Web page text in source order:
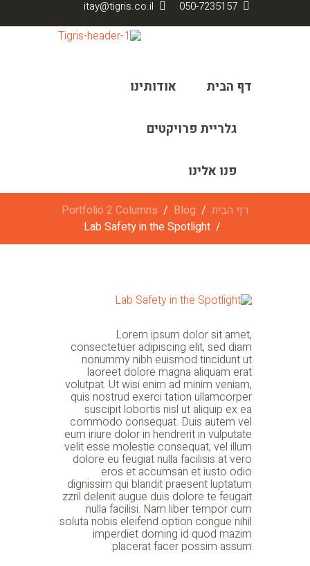
050-7235157
itay@tigris.co.il
דף הבית אודותינו
גלריית פרויקטים
פנו אלינו
דף הבית Blog
Portfolio 2 Columns
Lab Safety in the Spotlight
Lorem ipsum dolor sit amet,
consectetuer adipiscing elit, sed diam
nonummy nibh euismod tincidunt ut
laoreet dolore magna aliquam erat
volutpat. Ut wisi enim ad minim veniam,
quis nostrud exerci tation ullamcorper
suscipit lobortis nisl ut aliquip ex ea
commodo consequat. Duis autem vel
eum iriure dolor in hendrerit in vulputate
velit esse molestie consequat, vel illum
dolore eu feugiat nulla facilisis at vero
eros et accumsan et iusto odio
dignissim qui blandit praesent luptatum
zzril delenit augue duis dolore te feugait
nulla facilisi. Nam liber tempor cum
soluta nobis eleifend option congue nihil
imperdiet doming id quod mazim
placerat facer possim assum.